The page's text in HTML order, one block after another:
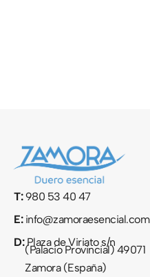
T:980 53 40 47
E:info@zamoraesencial.com
D:Plaza de Viriato s/n
(Palacio Provincial) 49071
Zamora (España)